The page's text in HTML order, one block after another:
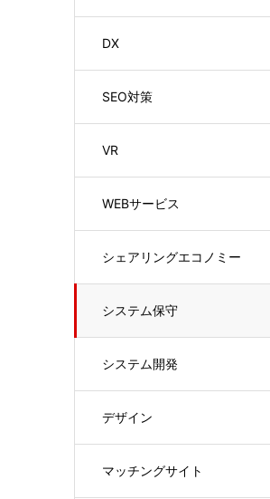
DX
SEO対策
VR
WEBサービス
シェアリングエコノミー
システム保守
システム開発
デザイン
マッチングサイト